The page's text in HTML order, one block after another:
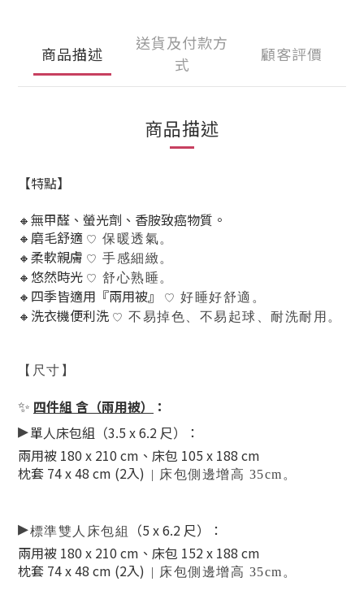
商品描述
送貨及付款方
式
顧客評價
商品描述
【特點】
🔸無甲醛 、螢光劑 、香胺致癌物質。
🔸磨毛舒適 ♡ 保暖透氣。
🔸柔軟親膚 ♡ 手感細緻。
🔸悠然時光 ♡ 舒心熟睡。
🔸 四季皆適用 『兩用被』 ♡ 好睡好舒適。
🔸洗衣機便利洗 ♡ 不易掉色、不易起球、耐洗耐用。
【尺寸】
✨ 四件組 含（兩用被） ：
▸單人床包組（3.5 x 6.2 尺）：
兩用被 180 x 210 cm、 床包 105 x 188 cm
枕套 74 x 48 cm (2入) | 床包側邊增高 35cm。
▸標準雙人床包組 （5 x 6.2 尺）
：
兩用被 180 x 210 cm、床包 152 x 188 cm
枕套 74 x 48 cm (2入) | 床包側邊增高 35cm。